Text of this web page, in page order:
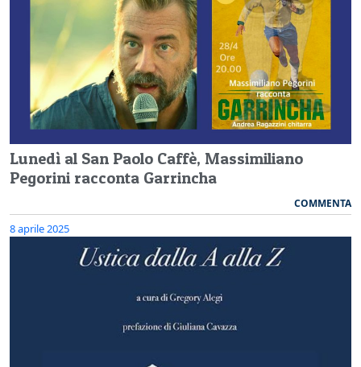
Lunedì al San Paolo Caffè, Massimiliano
Pegorini racconta Garrincha
COMMENTA
8 aprile 2025